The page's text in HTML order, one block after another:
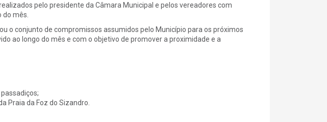
pelo presidente da Câmara Municipal e pelos vereadores com
mês.
o conjunto de compromissos assumidos pelo Município para os próximos
ao longo do mês e com o objetivo de promover a proximidade e a
Praia da Foz do Sizandro.